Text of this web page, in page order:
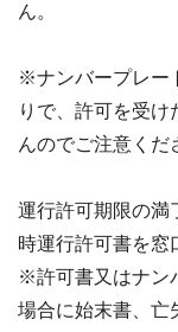
ん。
※ナンバープレー
りで、許可を受
んのでご注意くだ
運行許可期限の満
時運行許可書を窓
※許可書又はナン
場合に始末書、亡